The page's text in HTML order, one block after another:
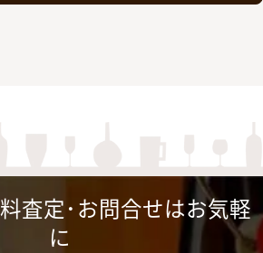
査定･お問合せはお気軽
に